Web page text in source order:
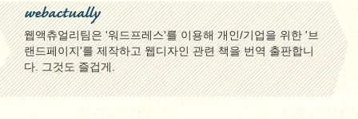
webactually
웹액츄얼리팀은 '워드프레스'를 이용해 개인/기업을 위한 '브
랜드페이지'를 제작하고 웹디자인 관련 책을 번역 출판합니
다. 그것도 즐겁게.